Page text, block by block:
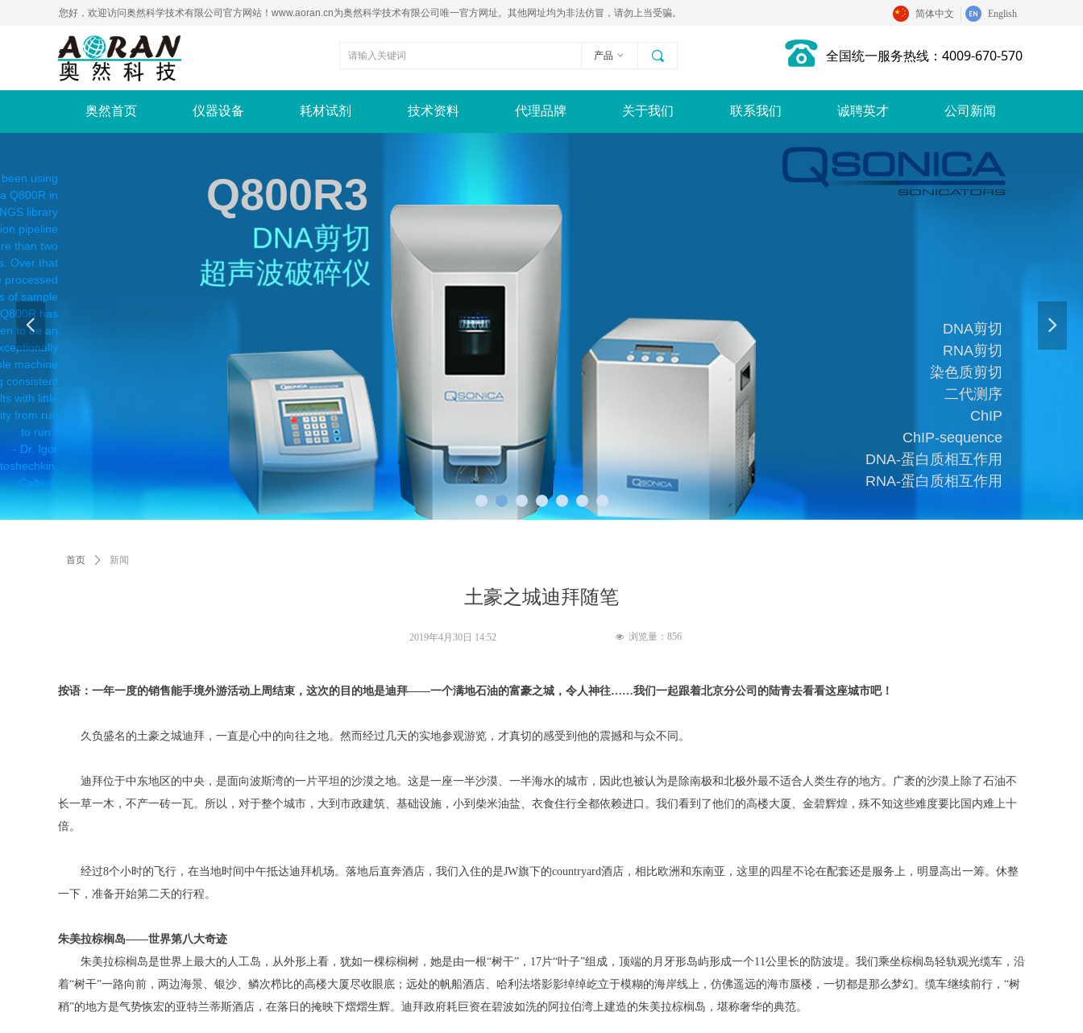
끠
产品 ꀁ 全国统一服务热线：4009-670-570
您好，欢迎访问奥然科学技术有限公司官方网站！www.aoran.cn为奥然科学技术有限公司唯一官方网址。其他网址均为非法仿冒，请勿上当受骗。 简体中文 English
奥然首页 仪器设备 耗材试剂 技术资料 代理品牌 关于我们 联系我们 诚聘英才 公司新闻
土豪之城迪拜随笔
按语：一年一度的销售能手境外游活动上周结束，这次的目的地是迪拜——一个满地石油的富豪之城，令人神往……我们一起跟着北京分公司的陆青去看看这座城市吧！
久负盛名的土豪之城迪拜，一直是心中的向往之地。然而经过几天的实地参观游览，才真切的感受到他的震撼和与众不同。
迪拜位于中东地区的中央，是面向波斯湾的一片平坦的沙漠之地。这是一座一半沙漠、一半海水的城市，因此也被认为是除南极和北极外最不适合人类生存的地方。广袤的沙漠上除了石油不
长一草一木，不产一砖一瓦。所以，对于整个城市，大到市政建筑、基础设施，小到柴米油盐、衣食住行全都依赖进口。我们看到了他们的高楼大厦、金碧辉煌，殊不知这些难度要比国内难上十
倍。
经过8个小时的飞行，在当地时间中午抵达迪拜机场。落地后直奔酒店，我们入住的是JW旗下的countryard酒店，相比欧洲和东南亚，这里的四星不论在配套还是服务上，明显高出一筹。休整
一下，准备开始第二天的行程。
朱美拉棕榈岛——世界第八大奇迹
朱美拉棕榈岛是世界上最大的人工岛，从外形上看，犹如一棵棕榈树，她是由一根“树干”，17片“叶子”组成，顶端的月牙形岛屿形成一个11公里长的防波堤。我们乘坐棕榈岛轻轨观光缆车，沿
着“树干”一路向前，两边海景、银沙、鳞次栉比的高楼大厦尽收眼底；远处的帆船酒店、哈利法塔影影绰绰屹立于模糊的海岸线上，仿佛遥远的海市蜃楼，一切都是那么梦幻。缆车继续前行，“树
稍”的地方是气势恢宏的亚特兰蒂斯酒店，在落日的掩映下熠熠生辉。迪拜政府耗巨资在碧波如洗的阿拉伯湾上建造的朱美拉棕榈岛，堪称奢华的典范。
2019年4月30日 14:52 넶 浏览量： 856
using
Q800R in
library
pipeline
than two
Over that
processed
of sample
has
to be an
machine
consistent
with little
from run
to run."
- Dr. Igor
Caltech
DNA剪切
超声波破碎仪
Q800R3
DNA剪切
RNA剪切
染色质剪切
二代测序
ChIP
ChIP-sequence
DNA-蛋白质相互作用
RNA-蛋白质相互作用
넳 넲
首页 ꄲ 新闻